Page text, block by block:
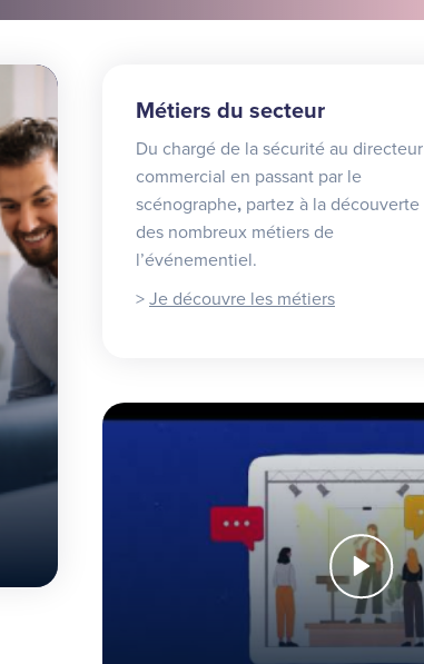
Métiers du secteur
Du chargé de la sécurité au directeur
commercial en passant par le
scénographe, partez à la découverte
des nombreux métiers de
l’événementiel.
> Je découvre les métiers